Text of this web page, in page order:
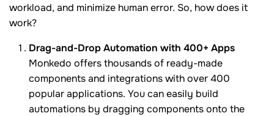
workload, and minimize human error. So, how does it
work?
Drag-and-Drop Automation with 400+ Apps
Monkedo offers thousands of ready-made
components and integrations with over 400
popular applications. You can easily build
automations by dragging components onto the